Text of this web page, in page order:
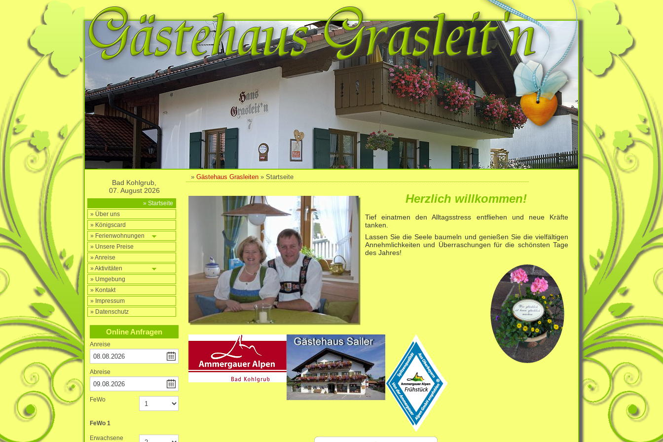
Bad Kohlgrub,
07. August 2026
» Startseite
» Über uns
» Königscard
» Ferienwohnungen
» Unsere Preise
» Anreise
» Aktivitäten
» Umgebung
» Kontakt
» Impressum
» Datenschutz
Online Anfragen
Anreise
Abreise
FeWo
FeWo 1
Erwachsene
» Gästehaus Grasleiten » Startseite
Herzlich willkommen!
Tief einatmen den Alltagsstress entfliehen und neue Kräfte
tanken.
Lassen Sie die Seele baumeln und genießen Sie die vielfältigen
Annehmlichkeiten und Überraschungen für die schönsten Tage
des Jahres!